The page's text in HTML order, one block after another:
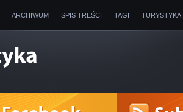
ARCHIWUM SPIS TREŚCI TAGI